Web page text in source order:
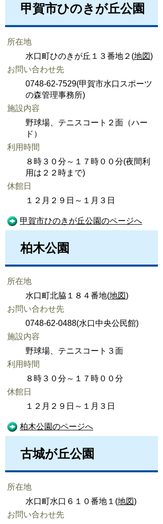
甲賀市ひのきが丘公園
所在地
水口町ひのきが丘１３番地２(地図)
お問い合わせ先
0748-62-7529(甲賀市水口スポーツ
の森管理事務所)
施設内容
野球場、テニスコート２面（ハー
ド）
利用時間
８時３０分～１７時００分(夜間利
用は２２時まで)
休館日
１２月２９日～１月３日
甲賀市ひのきが丘公園のページへ
柏木公園
所在地
水口町北脇１８４番地(地図)
お問い合わせ先
0748-62-0488(水口中央公民館)
施設内容
野球場、テニスコート３面
利用時間
８時３０分～１７時００分
休館日
１２月２９日～１月３日
柏木公園のページへ
古城が丘公園
所在地
水口町水口６１０番地１(地図)
お問い合わせ先